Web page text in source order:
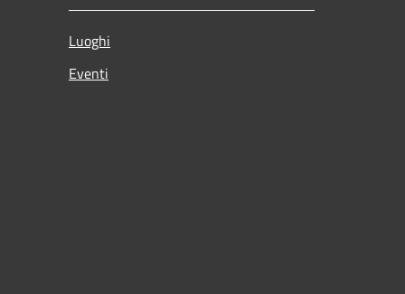
Luoghi
Eventi